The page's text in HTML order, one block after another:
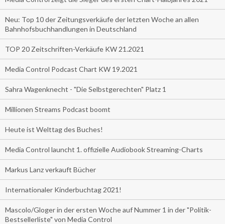
Neu: Top 10 der Zeitungsverkäufe der letzten Woche an allen
Bahnhofsbuchhandlungen in Deutschland
TOP 20 Zeitschriften-Verkäufe KW 21.2021
Media Control Podcast Chart KW 19.2021
Sahra Wagenknecht - "Die Selbstgerechten" Platz 1
Millionen Streams Podcast boomt
Heute ist Welttag des Buches!
Media Control launcht 1. offizielle Audiobook Streaming-Charts
Markus Lanz verkauft Bücher
Internationaler Kinderbuchtag 2021!
Mascolo/Gloger in der ersten Woche auf Nummer 1 in der "Politik-
Bestsellerliste" von Media Control